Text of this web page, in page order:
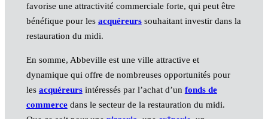
favorise une attractivité commerciale forte, qui peut être
bénéfique pour les acquéreurssouhaitant investir dans la
restauration du midi.
En somme, Abbeville est une ville attractive et
dynamique qui offre de nombreuses opportunités pour
les acquéreursintéressés par l’achat d’un fonds de
commercedans le secteur de la restauration du midi.